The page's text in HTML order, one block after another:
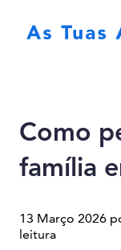
Como
família
13 Março 2026
leitura